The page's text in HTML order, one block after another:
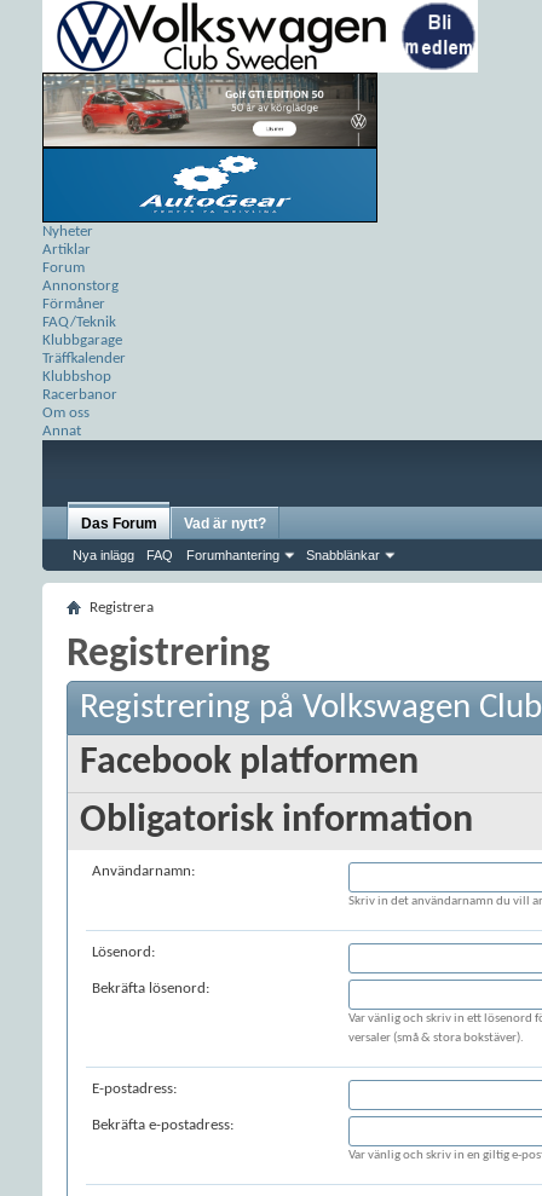
Nyheter
Artiklar
Forum
Annonstorg
Förmåner
FAQ/Teknik
Klubbgarage
Träffkalender
Klubbshop
Racerbanor
Om oss
Annat
Das Forum
Nya inlägg FAQ Forumhantering Snabblänkar
Vad är nytt?
Registrera
Registrering
Registrering på Volkswagen
Facebook platformen
Obligatorisk information
Användarnamn:
Skriv in det användarnamn du vill
Lösenord:
Bekräfta lösenord:
Var vänlig och skriv in ett lösenord
versaler (små & stora bokstäver).
E-postadress:
Bekräfta e-postadress:
Var vänlig och skriv in en giltig e-